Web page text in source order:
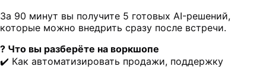
За 90 минут вы получите 5 готовых AI-решений,
которые можно внедрить сразу после встречи.
? Что вы разберёте на воркшопе
✔️ Как автоматизировать продажи, поддержку